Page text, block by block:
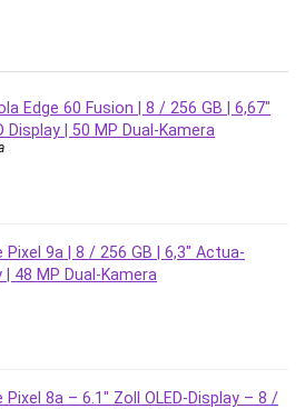
Edge 60 Fusion | 8 / 256 GB | 6,67″
Display | 50 MP Dual-Kamera
Pixel 9a | 8 / 256 GB | 6,3″ Actua-
| 48 MP Dual-Kamera
Pixel 8a – 6.1″ Zoll OLED-Display – 8 /